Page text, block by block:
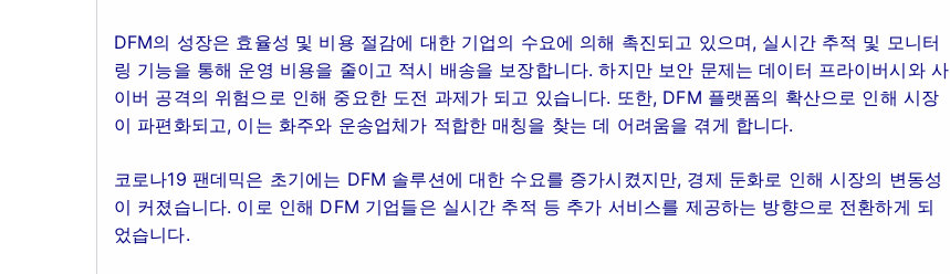
DFM의 성장은 효율성 및 비용 절감에 대한 기업의 수요에 의해 촉진되고 있으며, 실시간 추적 및 모니터
링 기능을 통해 운영 비용을 줄이고 적시 배송을 보장합니다. 하지만 보안 문제는 데이터 프라이버시와 사
이버 공격의 위험으로 인해 중요한 도전 과제가 되고 있습니다. 또한, DFM 플랫폼의 확산으로 인해 시장
이 파편화되고, 이는 화주와 운송업체가 적합한 매칭을 찾는 데 어려움을 겪게 합니다.
코로나19 팬데믹은 초기에는 DFM 솔루션에 대한 수요를 증가시켰지만, 경제 둔화로 인해 시장의 변동성
이 커졌습니다. 이로 인해 DFM 기업들은 실시간 추적 등 추가 서비스를 제공하는 방향으로 전환하게 되
었습니다.